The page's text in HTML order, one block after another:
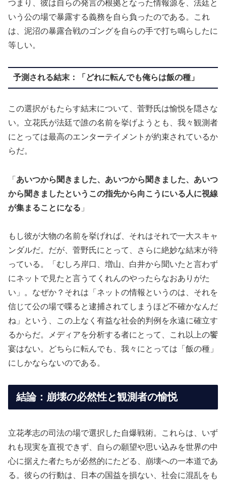
つまり、彼は自らの発言の根拠となった情報源を、法廷と
いう公の場で暴露する義務を自ら負ったのである。これ
は、泥沼の暴露合戦のゴングを自らの手で打ち鳴らしたに
等しい。
予測される結末：「どれに転んでも俺らは飯の種」
この選択がもたらす結末について、菅野氏は愉悦を隠さな
い。立花氏が法廷で誰の名前を挙げようとも、我々観測者
にとっては最高のエンターテイメントが約束されているか
らだ。
「 あいつから聞きました、あいつから聞きました、あいつ
から聞きましたというこの指先から向こうにいる人に視線
が集まることになる 」
もし彼が大物の名前を挙げれば、それはそれで一大スキャ
ンダルだ。だが、菅野氏にとって、さらに絶妙な結末が待
っている。「むしろ岸口、増山、白井から聞いたと言わず
にネットで見たと言うてくれんのやったらなおありがた
い」。なぜか？それは「ネットの情報というのは、それを
信じて公の場で喋ると逮捕されてしまうほど不確かなんだ
ね」という、この上なく有益な社会的判例を永遠に確立す
るからだ。メディアを分析する者にとって、これ以上の饗
宴はない。どちらに転んでも、我々にとっては「飯の種」
にしかならないのである。
結論：崩壊の必然性と観測者の愉悦
立花孝志の司法の場で選択した自爆戦術。これらは、いず
れも現実を直視できず、自らの願望や思い込みを世界の中
心に据えた者たちが必然的にたどる、崩壊への一本道であ
る。彼らの行動は、日本の国益を損ない、社会に混乱をも